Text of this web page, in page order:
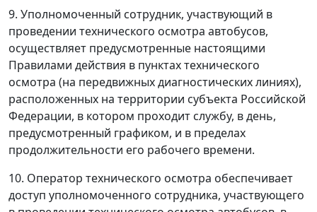
9. Уполномоченный сотрудник, участвующий в
проведении технического осмотра автобусов,
осуществляет предусмотренные настоящими
Правилами действия в пунктах технического
осмотра (на передвижных диагностических линиях),
расположенных на территории субъекта Российской
Федерации, в котором проходит службу, в день,
предусмотренный графиком, и в пределах
продолжительности его рабочего времени.
10. Оператор технического осмотра обеспечивает
доступ уполномоченного сотрудника, участвующего